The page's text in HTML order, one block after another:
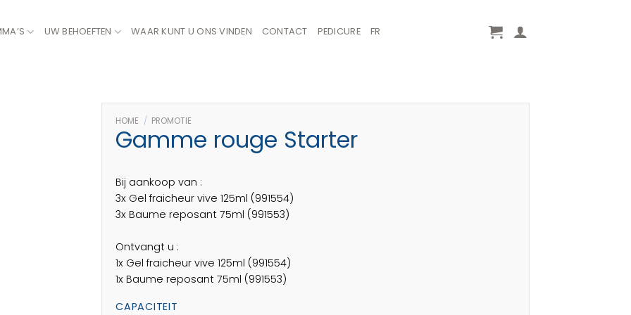
UW BEHOEFTEN WAAR KUNT U ONS VINDEN CONTACT PEDICURE FR
HOME / PROMOTIE
Gamme rouge Starter
Bij aankoop van :
3x Gel fraicheur vive 125ml (991554)
3x Baume reposant 75ml (991553)
Ontvangt u :
1x Gel fraicheur vive 125ml (991554)
1x Baume reposant 75ml (991553)
CAPACITEIT